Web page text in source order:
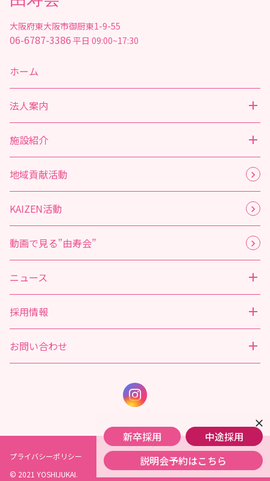
close
新卒採用
中途採用
説明会予約はこちら
大阪府東大阪市御厨東1-9-55
06-6787-3386 平日 09:00~17:30
ホーム
法人案内
施設紹介
地域貢献活動
KAIZEN活動
動画で見る”由寿会”
ニュース
採用情報
お問い合わせ
プライバシーポリシー
© 2021 YOSHIJUKAI.